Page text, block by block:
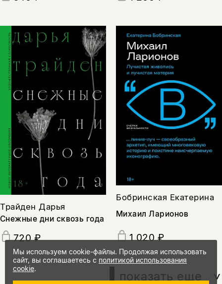
Трайден Дарья
Снежные дни сквозь года
720 ₽
Бобринская Екатерина
Михаил Ларионов
1 020 ₽
показать еще
Мы используем cookie-файлы. Продолжая использовать
сайт, вы соглашаетесь с политикой использования
cookie.